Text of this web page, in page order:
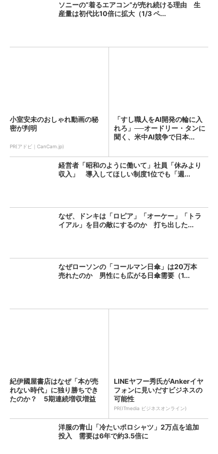
ソニーの“着るエアコン”が売れ続ける理由 生
産量は初代比10倍に拡大（1/3 ペ...
小室安未のおしゃれ動画の秘
密が判明
PR(アドビ｜CanCam.jp)
「すし職人をAI開発の輪に入
れろ」──オードリー・タンに
聞く、米中AI競争で日本...
経営者「昭和のように働いて」社員「休みより
収入」 導入してほしい制度1位でも「週...
なぜ、ドンキは「ロピア」「オーケー」「トラ
イアル」を目の敵にするのか 打ち出した...
なぜローソンの「コールマン日傘」は20万本
売れたのか 男性にも広がる日傘需要（1...
紀伊國屋書店はなぜ「本が売
れない時代」に独り勝ちでき
たのか？ 5期連続増収増益
LINEヤフー秀氏がAnkerイヤ
フォンに見いだすビジネスの
可能性
PR(ITmedia ビジネスオンライン)
洋服の青山「冷たいポロシャツ」2万点を追加
投入 需要は6年で約3.5倍に